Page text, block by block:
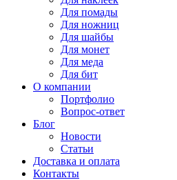
Для помады
Для ножниц
Для шайбы
Для монет
Для меда
Для бит
О компании
Портфолио
Вопрос-ответ
Блог
Новости
Статьи
Доставка и оплата
Контакты